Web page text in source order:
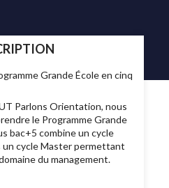
Grande École en cinq
Parlons Orientation, nous
le Programme Grande
bac+5 combine un cycle
un cycle Master permettant
du management.